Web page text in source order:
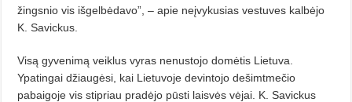
žingsnio vis išgelbėdavo”, – apie neįvykusias vestuves kalbėjo
K. Savickus.
Visą gyvenimą veiklus vyras nenustojo domėtis Lietuva.
Ypatingai džiau­gėsi, kai Lietuvoje devintojo dešimtmečio
pabaigoje vis stipriau pradėjo pūsti laisvės vėjai. K. Savickus